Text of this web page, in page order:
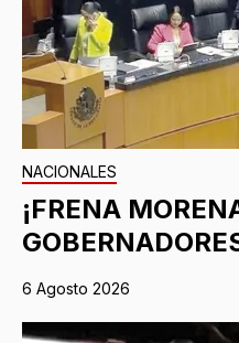
NACIONALES
¡FRENA
6 Agosto 2026